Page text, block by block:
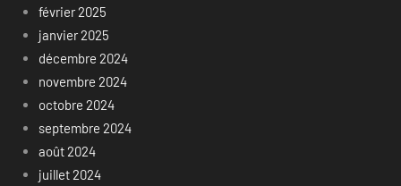
février 2025
janvier 2025
décembre 2024
novembre 2024
octobre 2024
septembre 2024
août 2024
juillet 2024